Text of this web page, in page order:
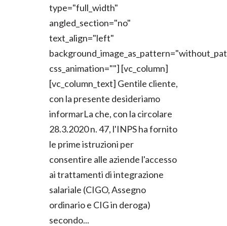
type="full_width"
angled_section="no"
text_align="left"
css_animation=""] [vc_column]
[vc_column_text] Gentile cliente,
con la presente desideriamo
informarLa che, con la circolare
28.3.2020 n. 47, l'INPS ha fornito
le prime istruzioni per
consentire alle aziende l'accesso
ai trattamenti di integrazione
salariale (CIGO, Assegno
ordinario e CIG in deroga)
secondo...